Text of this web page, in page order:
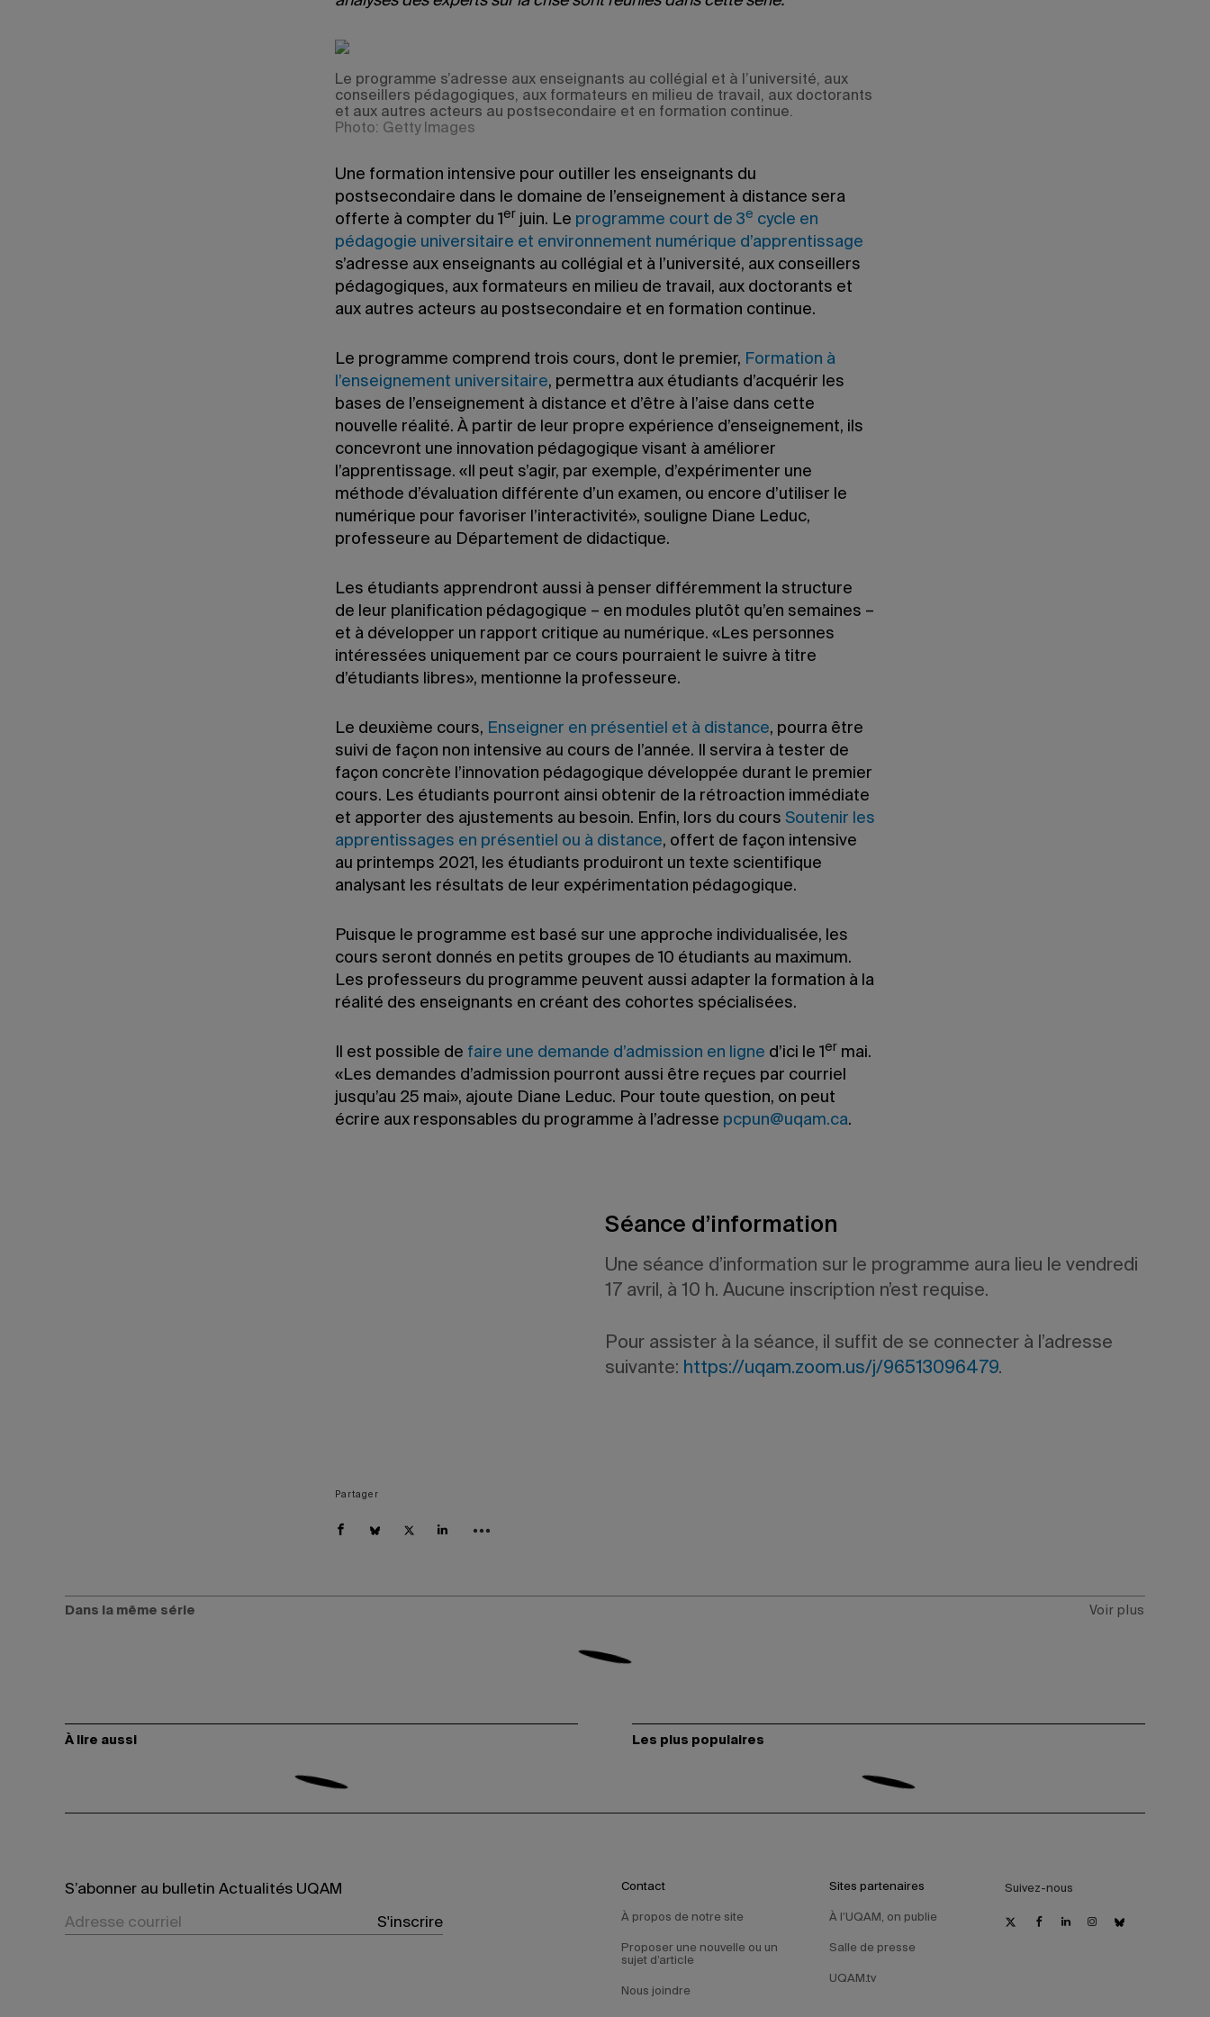
Le programme s’adresse aux enseignants au collégial et à l’université, aux
conseillers pédagogiques, aux formateurs en milieu de travail, aux doctorants
et aux autres acteurs au postsecondaire et en formation continue.
Photo: Getty Images
Une formation intensive pour outiller les enseignants du
postsecondaire dans le domaine de l’enseignement à distance sera
offerte à compter du 1 er juin. Le programme court de 3e cycle en
pédagogie universitaire et environnement numérique d’apprentissage
s’adresse aux enseignants au collégial et à l’université, aux conseillers
pédagogiques, aux formateurs en milieu de travail, aux doctorants et
aux autres acteurs au postsecondaire et en formation continue.
Le programme comprend trois cours, dont le premier, Formation à
l’enseignement universitaire, permettra aux étudiants d’acquérir les
bases de l’enseignement à distance et d’être à l’aise dans cette
nouvelle réalité. À partir de leur propre expérience d’enseignement, ils
concevront une innovation pédagogique visant à améliorer
l’apprentissage. «Il peut s’agir, par exemple, d’expérimenter une
méthode d’évaluation différente d’un examen, ou encore d’utiliser le
numérique pour favoriser l’interactivité», souligne Diane Leduc,
professeure au Département de didactique.
Les étudiants apprendront aussi à penser différemment la structure
de leur planification pédagogique – en modules plutôt qu’en semaines –
et à développer un rapport critique au numérique. «Les personnes
intéressées uniquement par ce cours pourraient le suivre à titre
d’étudiants libres», mentionne la professeure.
Le deuxième cours, Enseigner en présentiel et à distance, pourra être
suivi de façon non intensive au cours de l’année. Il servira à tester de
façon concrète l’innovation pédagogique développée durant le premier
cours. Les étudiants pourront ainsi obtenir de la rétroaction immédiate
et apporter des ajustements au besoin. Enfin, lors du cours Soutenir les
apprentissages en présentiel ou à distance, offert de façon intensive
au printemps 2021, les étudiants produiront un texte scientifique
analysant les résultats de leur expérimentation pédagogique.
Puisque le programme est basé sur une approche individualisée, les
cours seront donnés en petits groupes de 10 étudiants au maximum.
Les professeurs du programme peuvent aussi adapter la formation à la
réalité des enseignants en créant des cohortes spécialisées.
Il est possible de faire une demande d’admission en ligne d’ici le 1 er mai.
«Les demandes d’admission pourront aussi être reçues par courriel
jusqu’au 25 mai», ajoute Diane Leduc. Pour toute question, on peut
écrire aux responsables du programme à l’adresse pcpun@uqam.ca.
Séance d’information
Une séance d’information sur le programme aura lieu le vendredi
17 avril, à 10 h. Aucune inscription n’est requise.
Pour assister à la séance, il suffit de se connecter à l’adresse
suivante: https://uqam.zoom.us/j/96513096479.
Partager
Dans la même série Voir plus
À lire aussi Les plus populaires
S’abonner au bulletin Actualités UQAM
S'inscrire
Contact
À propos de notre site
Proposer une nouvelle ou un
sujet d’article
Nous joindre
Sites partenaires
À l’UQAM, on publie
Salle de presse
UQAM.tv
Suivez-nous